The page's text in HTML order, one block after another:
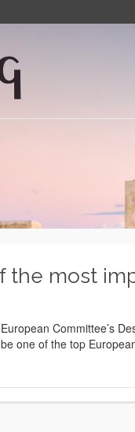
the most
Committee’s
one of the top